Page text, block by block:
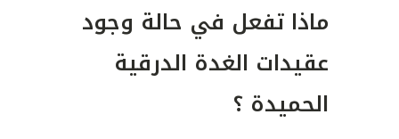
ماذا تفعل في حالة وجود
عقيدات الغدة الدرقية
الحميدة ؟